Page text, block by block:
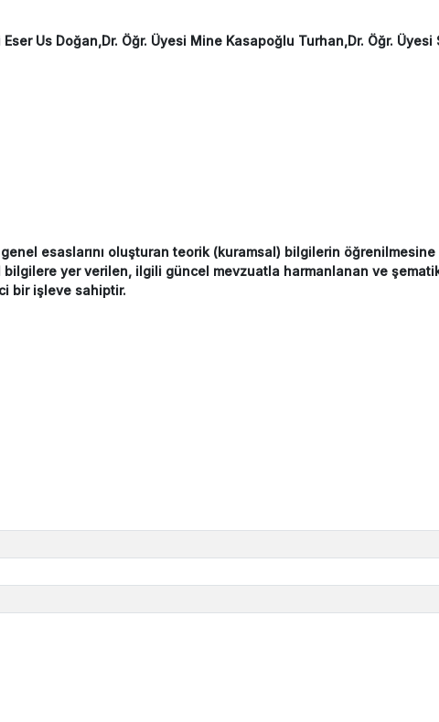
Us Doğan,Dr. Öğr. Üyesi Mine Kasapoğlu Turhan,Dr. Öğr. Üyesi
esaslarını oluşturan teorik (kuramsal) bilgilerin öğrenilmesine /
yer verilen, ilgili güncel mevzuatla harmanlanan ve
bir işleve sahiptir.